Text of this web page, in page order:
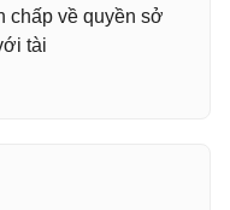
chấp về quyền sở
tài